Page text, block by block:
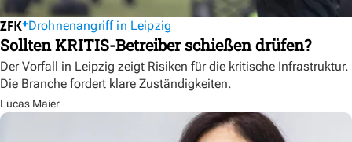
Drohnenangriff in Leipzig
Sollten KRITIS-Betreiber schießen drüfen?
Der Vorfall in Leipzig zeigt Risiken für die kritische Infrastruktur.
Die Branche fordert klare Zuständigkeiten.
Lucas Maier